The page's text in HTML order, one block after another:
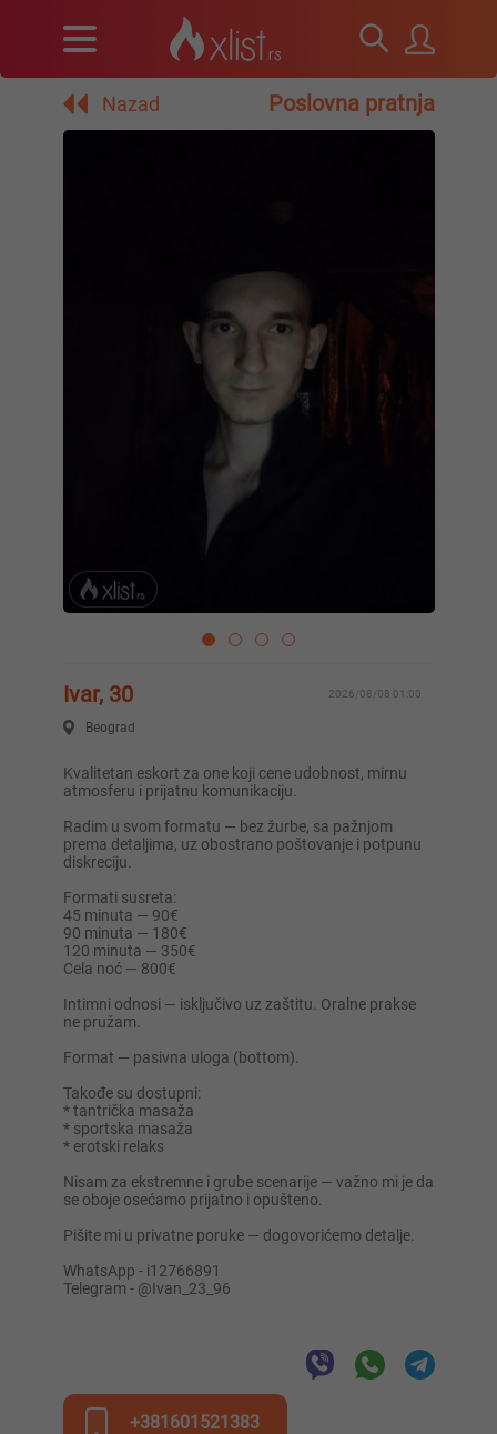
Nazad Poslovna pratnja
Ivar, 30 2026/08/08 01:00
Beograd
Kvalitetan eskort za one koji cene udobnost, mirnu
atmosferu i prijatnu komunikaciju.
Radim u svom formatu — bez žurbe, sa pažnjom
prema detaljima, uz obostrano poštovanje i potpunu
diskreciju.
Formati susreta:
45 minuta — 90€
90 minuta — 180€
120 minuta — 350€
Cela noć — 800€
Intimni odnosi — isključivo uz zaštitu. Oralne prakse
ne pružam.
Format — pasivna uloga (bottom).
Takođe su dostupni:
* tantrička masaža
* sportska masaža
* erotski relaks
Nisam za ekstremne i grube scenarije — važno mi je da
se oboje osećamo prijatno i opušteno.
Pišite mi u privatne poruke — dogovorićemo detalje.
WhatsApp - i12766891
Telegram - @Ivan_23_96
+381601521383